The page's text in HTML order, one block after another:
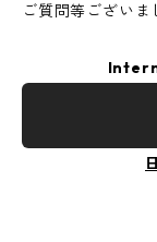
ご質問等ござい